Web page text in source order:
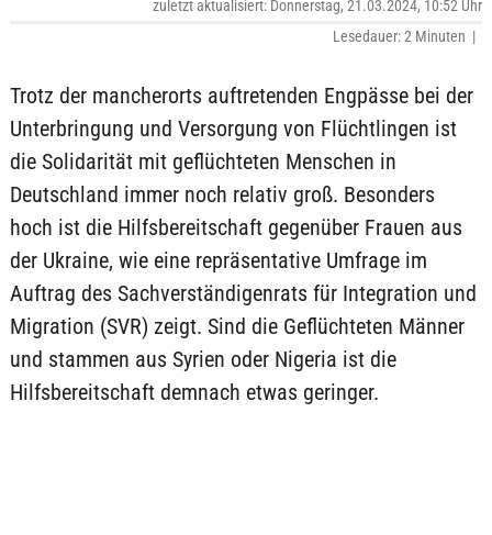
zuletzt aktualisiert: Donnerstag, 21.03.2024, 10:52 Uhr
Lesedauer: 2 Minuten |
Trotz der mancherorts auftretenden Engpässe bei der
Unterbringung und Versorgung von Flüchtlingen ist
die Solidarität mit geflüchteten Menschen in
Deutschland immer noch relativ groß. Besonders
hoch ist die Hilfsbereitschaft gegenüber Frauen aus
der Ukraine, wie eine repräsentative Umfrage im
Auftrag des Sachverständigenrats für Integration und
Migration (SVR) zeigt. Sind die Geflüchteten Männer
und stammen aus Syrien oder Nigeria ist die
Hilfsbereitschaft demnach etwas geringer.